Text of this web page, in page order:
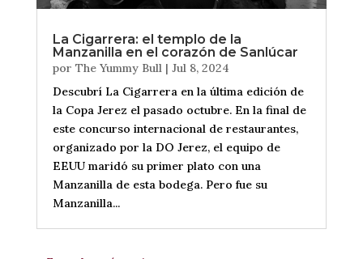
La Cigarrera: el templo de la
Manzanilla en el corazón de Sanlúcar
por The Yummy Bull| Jul 8, 2024
Descubrí La Cigarrera en la última edición de
la Copa Jerez el pasado octubre. En la final de
este concurso internacional de restaurantes,
organizado por la DO Jerez, el equipo de
EEUU maridó su primer plato con una
Manzanilla de esta bodega. Pero fue su
Manzanilla...